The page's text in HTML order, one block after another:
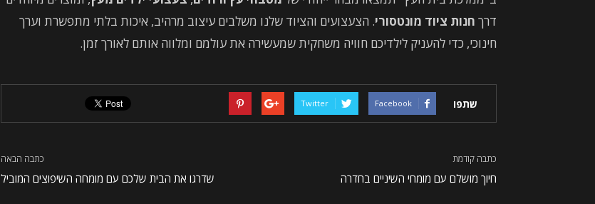
דרך חנות ציוד מונטסורי. הצעצועים והציוד שלנו משלבים עיצוב מרהיב, איכות בלתי מתפשרת וערך
חינוכי, כדי להעניק לילדיכם חוויה משחקית שמעשירה את עולמם ומלווה אותם לאורך זמן.
שתפו Facebook
Twitter
כתבה קודמת
חיוך מושלם עם מומחי השיניים בחדרה
כתבה הבאה
שדרגו את הבית שלכם עם מומחה השיפוצים המוביל